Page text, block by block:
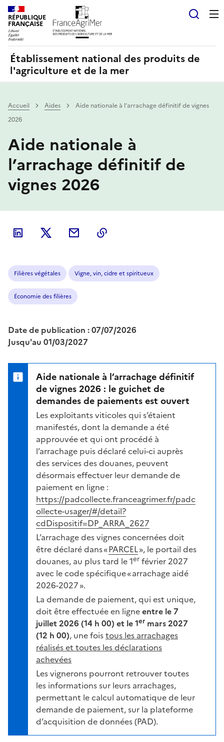
RÉPUBLIQUE
FRANÇAISE
Établissement national des produits de
l'agriculture et de la mer
Accueil Aides
Aide nationale à l’arrachage définitif de vignes
2026
Aide nationale à
l’arrachage définitif de
vignes 2026
Filières végétales Vigne, vin, cidre et spiritueux
Économie des filières
Date de publication : 07/07/2026
Jusqu'au 01/03/2027
Aide nationale à l’arrachage définitif
de vignes 2026 : le guichet de
demandes de paiements est ouvert
Les exploitants viticoles qui s’étaient
manifestés, dont la demande a été
approuvée et qui ont procédé à
l’arrachage puis déclaré celui-ci auprès
des services des douanes, peuvent
désormais effectuer leur demande de
paiement en ligne :
https://padcollecte.franceagrimer.fr/padc
ollecte-usager/#/detail?
cdDispositif=DP_ARRA_2627
L’arrachage des vignes concernées doit
être déclaré dans «PARCEL», le portail des
douanes, au plus tard le 1er février 2027
avec le code spécifique « arrachage aidé
2026-2027 ».
La demande de paiement, qui est unique,
doit être effectuée en ligneentre le 7
juillet 2026 (14 h 00) et le 1er mars 2027
(12 h 00), une foistous les arrachages
réalisés et toutes les déclarations
achevées
Les vignerons pourront retrouver toutes
les informations sur leurs arrachages,
permettant le calcul automatique de leur
demande de paiement, sur la plateforme
d’acquisition de données (PAD).
Panneau de gestion des cookies